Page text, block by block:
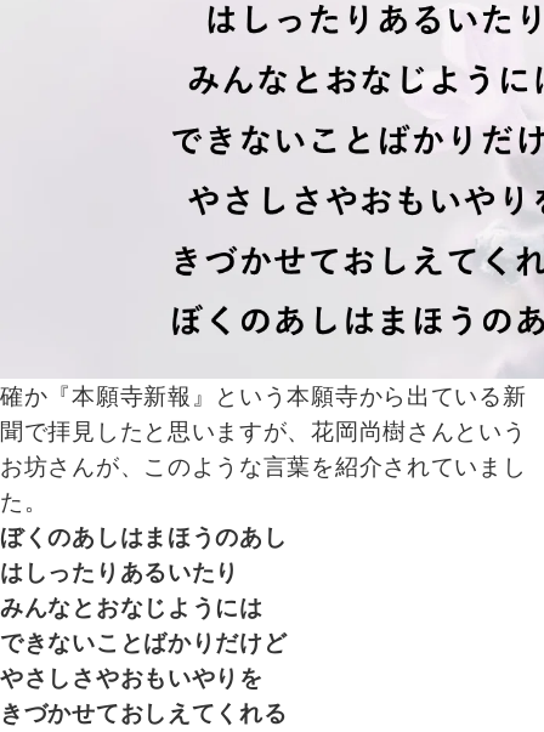
確か『本願寺新報』という本願寺から出ている新
聞で拝見したと思いますが、花岡尚樹さんという
お坊さんが、このような言葉を紹介されていまし
た。
ぼくのあしはまほうのあし
はしったりあるいたり
みんなとおなじようには
できないことばかりだけど
やさしさやおもいやりを
きづかせておしえてくれる